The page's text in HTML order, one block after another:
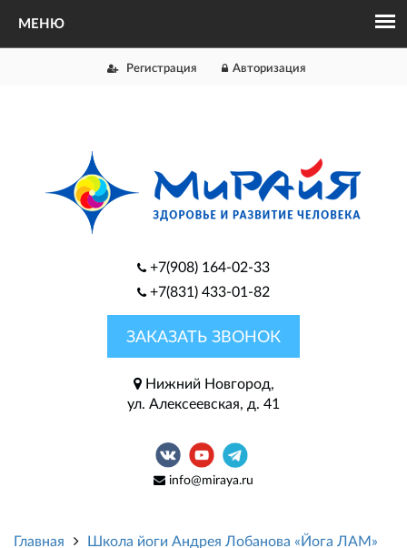
Регистрация Авторизация
+7(908) 164-02-33
+7(831) 433-01-82
ЗАКАЗАТЬ ЗВОНОК
Нижний Новгород,
ул. Алексеевская, д. 41
info@miraya.ru
Главная
Школа йоги Андрея Лобанова «Йога ЛАМ»